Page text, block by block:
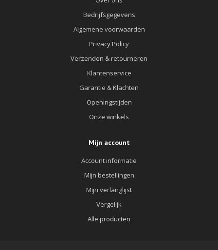
Bedrijfsgegevens
Algemene voorwaarden
Privacy Policy
Verzenden & retourneren
Klantenservice
Garantie & Klachten
Openingstijden
Onze winkels
Mijn account
Account informatie
Mijn bestellingen
Mijn verlanglijst
Vergelijk
Alle producten